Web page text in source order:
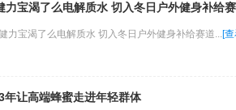
力宝渴了么电解质水 切入冬日户外健身补给
力宝渴了么电解质水 切入冬日户外健身补给赛道...[
让高端蜂蜜走进年轻群体